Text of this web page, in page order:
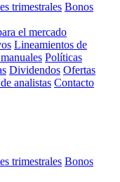
trimestrales Bonos
el mercado
Lineamientos de
Políticas
Dividendos Ofertas
analistas Contacto
trimestrales Bonos